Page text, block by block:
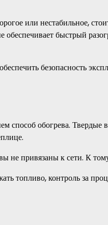
или нестабильное,
обеспечивает быстрый
безопасность
способ обогрева.
привязаны к сети. К
топливо, контроль за